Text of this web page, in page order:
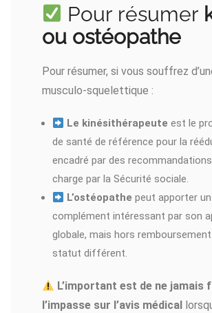
Pour résumer
ou ostéopathe
Pour résumer, si vous souffrez
musculo-squelettique :
Le kinésithérapeute est le
de santé de référence pour la
encadré par des
charge par la Sécurité sociale.
L’ostéopathe peut apporter un
complément intéressant par son
globale, mais hors
statut différent.
L’important est de ne jamais
l’impasse sur l’avis médical